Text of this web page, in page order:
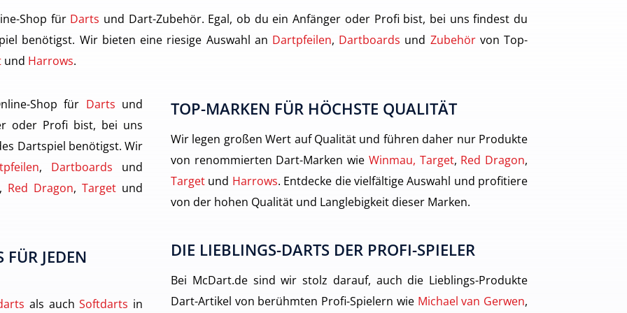
Shop für Darts und Dart-Zubehör. Egal, ob du ein Anfänger oder Profi bist, bei uns findest du
benötigst. Wir bieten eine riesige Auswahl an Dartpfeilen, Dartboards und Zubehörvon Top-
und Harrows.
Shop für Darts und
oder Profi bist, bei uns
Dartspiel benötigst. Wir
, Dartboards und
Red Dragon, Targetund
FÜR JEDEN
als auchSoftdarts in
TOP-MARKEN FÜR HÖCHSTE QUALITÄT
Wir legen großen Wert auf Qualität und führen daher nur Produkte
von renommierten Dart-Marken wie Winmau, Target, Red Dragon,
Target und Harrows. Entdecke die vielfältige Auswahl und profitiere
von der hohen Qualität und Langlebigkeit dieser Marken.
DIE LIEBLINGS-DARTS DER PROFI-SPIELER
Bei McDart.de sind wir stolz darauf, auch die Lieblings-Produkte
Dart-Artikel von berühmten Profi-Spielern wie Michael van Gerwen,